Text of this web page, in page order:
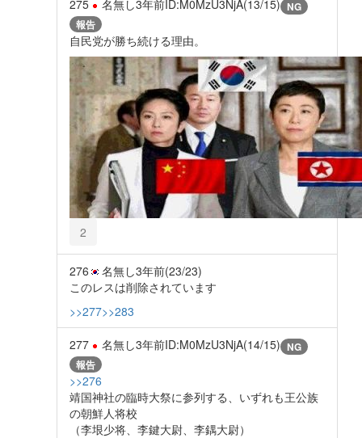
275 名無し3年前 ID:M0MzU3NjA(13/15) NG
報告
自民党が勝ち続ける理由。
2
276 名無し3年前(23/23)
このレスは削除されています
>>277>>283
277 名無し3年前ID:M0MzU3NjA(14/15) NG
報告
>>276
靖国神社の臨時大祭に参列する、いずれも王公族
の朝鮮人将校
（李垠少将、李鍵大尉、李鍝大尉）